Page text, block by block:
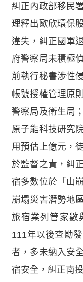
糾正內政部移民
理釋出歐欣環保
違失，糾正國軍
府警察局未積極
前執行秘書涉性
帳號授權管理原
警察局及衛生局
原子能科技研究
用預估上億元，
於監督之責，糾
宿多數位於「山
崩塌災害潛勢地
旅宿業列管家數
111年以後查勘
者，多未納入安
宿安全，糾正南